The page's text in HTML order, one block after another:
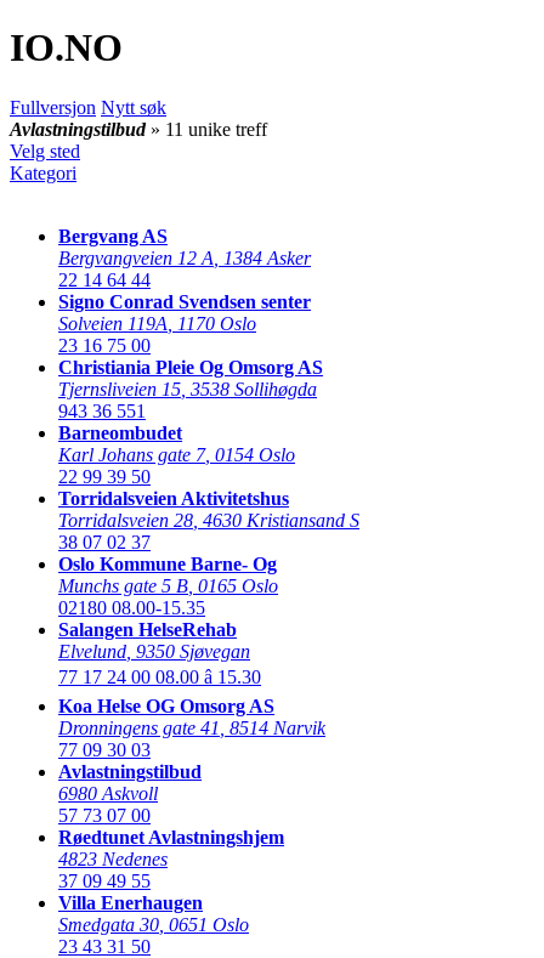
IO.NO
Fullversjon Nytt søk
Avlastningstilbud » 11 unike treff
Velg sted
Kategori
Bergvang AS
Bergvangveien 12 A
1384 Asker
22 14 64 44
Signo Conrad Svendsen senter
Solveien 119A
1170 Oslo
23 16 75 00
Christiania Pleie Og Omsorg AS
Tjernsliveien 15 3538 Sollihøgda
943 36 551
Barneombudet
Karl Johans gate 7, 0154 Oslo
22 99 39 50
Torridalsveien Aktivitetshus
Torridalsveien 28 4630 Kristiansand S
38 07 02 37
Oslo Kommune Barne- Og
Munchs gate 5 B 0165 Oslo
02180 08.00-15.35
Salangen HelseRehab
Elvelund 9350 Sjøvegan
77 17 24 00 08.00 â 15.30
Koa Helse OG Omsorg AS
Dronningens gate 41 8514 Narvik
77 09 30 03
Avlastningstilbud
6980 Askvoll
57 73 07 00
Røedtunet Avlastningshjem
4823 Nedenes
37 09 49 55
Villa Enerhaugen
Smedgata 30 0651 Oslo
23 43 31 50